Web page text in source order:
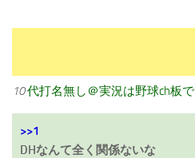
10代打名無し＠実況は野球ch板で
>>1
DHなんて全く関係ないな